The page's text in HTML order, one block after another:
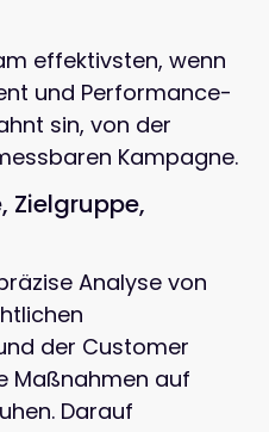
effektivsten, wenn
und Performance-
sin, von der
Kampagne.
Zielgruppe,
Analyse von
der Customer
Maßnahmen auf
Darauf